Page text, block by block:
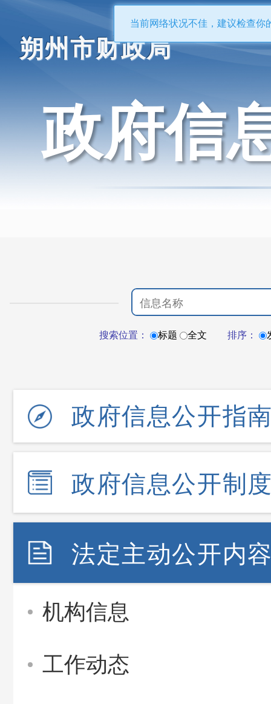
朔州市财政局
政府信
搜索位置： 标题 全文 排序：
政府信息公开指
政府信息公开制
法定主动公开内
机构信息
工作动态
当前网络状况不佳，建议检查你